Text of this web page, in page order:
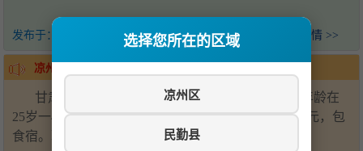
选择您所在的区域
凉州区
民勤县
发布于： 查看详情 >>
凉州区-招聘司机
甘肃神州管业有限公司招聘罐车司机1名，要求年龄在
25岁一45岁之间，B照以上，会开装载机。工资6000元，包
食宿。联系电话18993571920